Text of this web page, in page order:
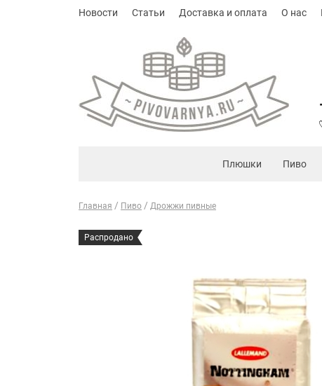
Новости Статьи Доставка и оплата О нас
Плюшки Пиво
Главная Пиво Дрожжи пивные
Распродано